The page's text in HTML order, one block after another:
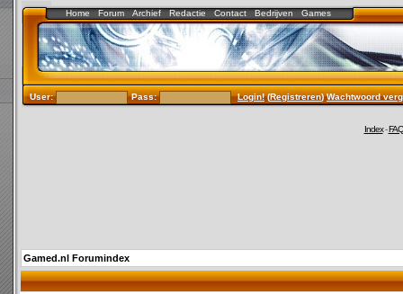
Home Forum Archief Redactie Contact Bedrijven Games
User: Pass: Login!(Registreren)Wachtwoord
Index-FAQ
Gamed.nl Forumindex